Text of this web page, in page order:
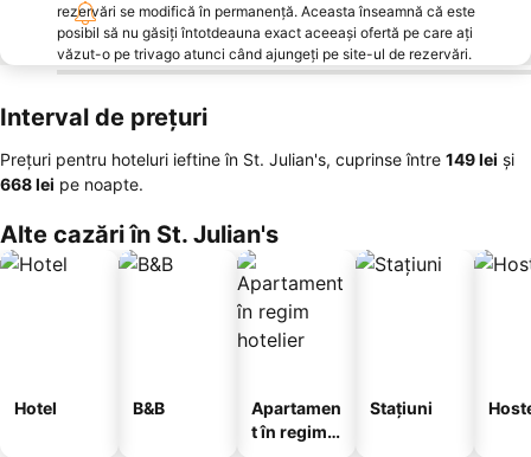
rezervări se modifică în permanență. Aceasta înseamnă că este
posibil să nu găsiți întotdeauna exact aceeași ofertă pe care ați
văzut-o pe trivago atunci când ajungeți pe site-ul de rezervări.
Interval de prețuri
Prețuri pentru hoteluri ieftine în St. Julian's, cuprinse între ‎149 lei și
‎668 lei pe noapte.
Alte cazări în St. Julian's
Hotel B&B
Apartamen
t în regim
Stațiuni